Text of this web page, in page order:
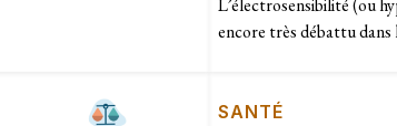
L’électrosensibilité (ou
encore très débattu dans
SANTÉ